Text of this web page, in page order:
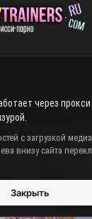
через
с загрузкой
внизу сайта
Закрыть